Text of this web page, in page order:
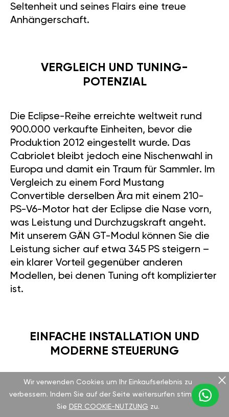
Seltenheit und seines Flairs eine treue
Anhängerschaft.
VERGLEICH UND TUNING-
POTENZIAL
Die Eclipse-Reihe erreichte weltweit rund
900.000 verkaufte Einheiten, bevor die
Produktion 2012 eingestellt wurde. Das
Cabriolet bleibt jedoch eine Nischenwahl in
Europa und damit ein Traum für Sammler. Im
Vergleich zu einem Ford Mustang
Convertible derselben Ära mit einem 210-
PS-V6-Motor hat der Eclipse die Nase vorn,
was Leistung und Durchzugskraft angeht.
Mit unserem GÄN GT-Modul können Sie die
Leistung sicher auf etwa 345 PS steigern –
ein klarer Vorteil gegenüber anderen
Modellen, bei denen Tuning oft komplizierter
ist.
EINFACHE INSTALLATION UND
MODERNE STEUERUNG
Das GÄN GT-Modul lässt sich in nur 15
Minuten installieren. Die Steuerung per App
ist kinderleicht: Wechseln Sie zwischen
Wir verwenden Cookies um Ihr Einkaufserlebnis zu
verbessern. Indem Sie auf der Seite weitersurfen stimmen
Sie DER COOKIE-NUTZUNG zu.